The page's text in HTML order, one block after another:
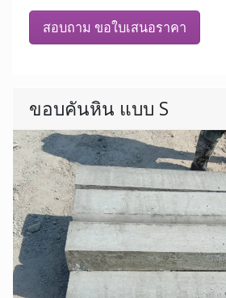
สอบถาม ขอใบเสนอราคา
ขอบคันหิน แบบ S